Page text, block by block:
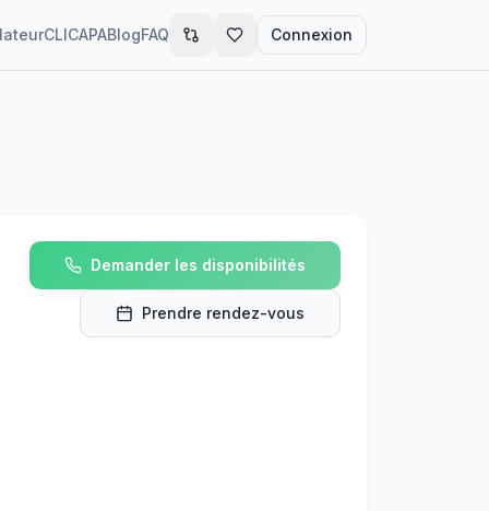
CLICAPABlogFAQ Connexion
Demander les disponibilités
Prendre rendez-vous